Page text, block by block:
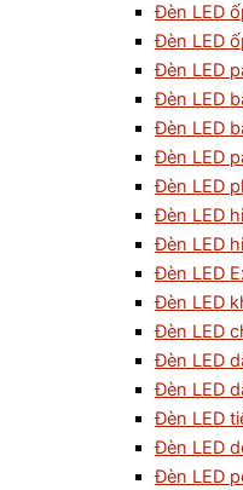
Đèn LED
Đèn LED
Đèn LED
Đèn LED
Đèn LED
Đèn LED
Đèn LED
Đèn LED
Đèn LED
Đèn LED
Đèn LED
Đèn LED
Đèn LED
Đèn LED
Đèn LED
Đèn LED
Đèn LED